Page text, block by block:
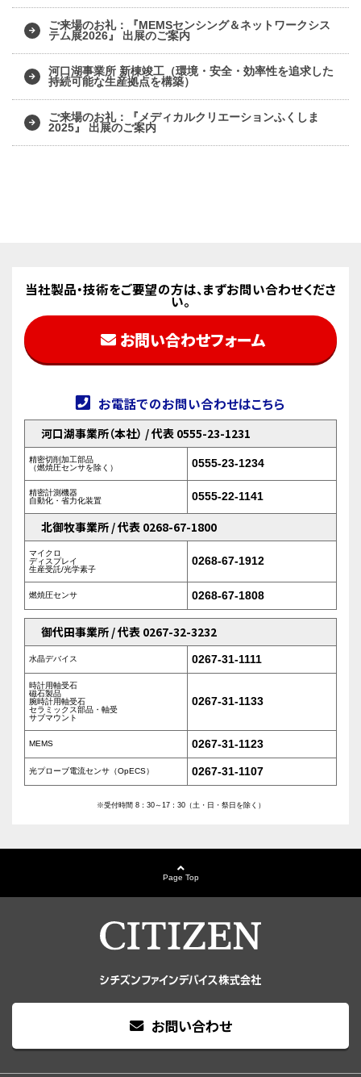
ご来場のお礼：『MEMSセンシング＆ネットワークシス
テム展2026』 出展のご案内
河口湖事業所 新棟竣工（環境・安全・効率性を追求した
持続可能な生産拠点を構築）
ご来場のお礼：『メディカルクリエーションふくしま
2025』 出展のご案内
当社製品・技術をご要望の方は、まずお問い合わせくださ
い。
お問い合わせフォーム
お電話でのお問い合わせはこちら
河口湖事業所（本社） / 代表 0555-23-1231
精密切削加工部品
（燃焼圧センサを除く）
0555-23-1234
精密計測機器
自動化・省力化装置
0555-22-1141
北御牧事業所 / 代表 0268-67-1800
マイクロ
ディスプレイ
生産受託/光学素子
0268-67-1912
燃焼圧センサ 0268-67-1808
御代田事業所 / 代表 0267-32-3232
水晶デバイス 0267-31-1111
時計用軸受石
磁石製品
腕時計用軸受石
セラミックス部品・軸受
サブマウント
0267-31-1133
MEMS 0267-31-1123
光プローブ電流センサ（OpECS） 0267-31-1107
※受付時間 8：30～17：30（土・日・祭日を除く）
Page Top
お問い合わせ